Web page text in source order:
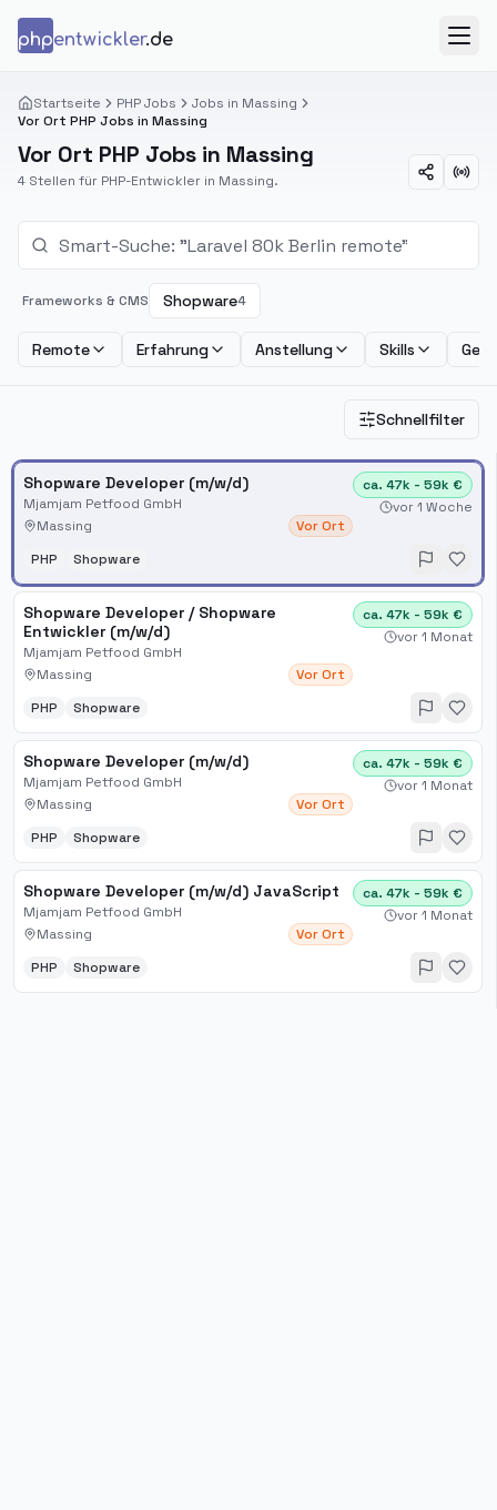
phpentwickler.de
Startseite PHP Jobs
Jobs in Massing
Vor Ort PHP Jobs in Massing
Vor Ort PHP Jobs in Massing
4 Stellen für PHP-Entwickler in Massing.
Frameworks & CMS Shopware4
Remote Erfahrung Anstellung Skills
Schnellfilter
Shopware Developer (m/w/d)
Mjamjam Petfood GmbH
Massing
Vor Ort
ca. 47k - 59k €
vor 1 Woche
PHP Shopware
Shopware Developer / Shopware
Entwickler (m/w/d)
Mjamjam Petfood GmbH
Massing
Vor Ort
ca. 47k - 59k €
vor 1 Monat
PHP Shopware
Shopware Developer (m/w/d)
Mjamjam Petfood GmbH
Massing
Vor Ort
ca. 47k - 59k €
vor 1 Monat
PHP Shopware
Shopware Developer (m/w/d) JavaScript
Mjamjam Petfood GmbH
Massing
Vor Ort
ca. 47k - 59k €
vor 1 Monat
PHP Shopware